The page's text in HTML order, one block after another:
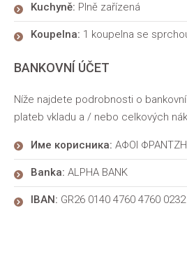
Kuchyně: Plně zařízená
Koupelna: 1 koupelna se
BANKOVNÍ ÚČET
Níže najdete podrobnosti o
plateb vkladu a / nebo celkových
Име корисника: ΑΦΟΙ
Banka: ALPHA BANK
IBAN: GR26 0140 4760 4760